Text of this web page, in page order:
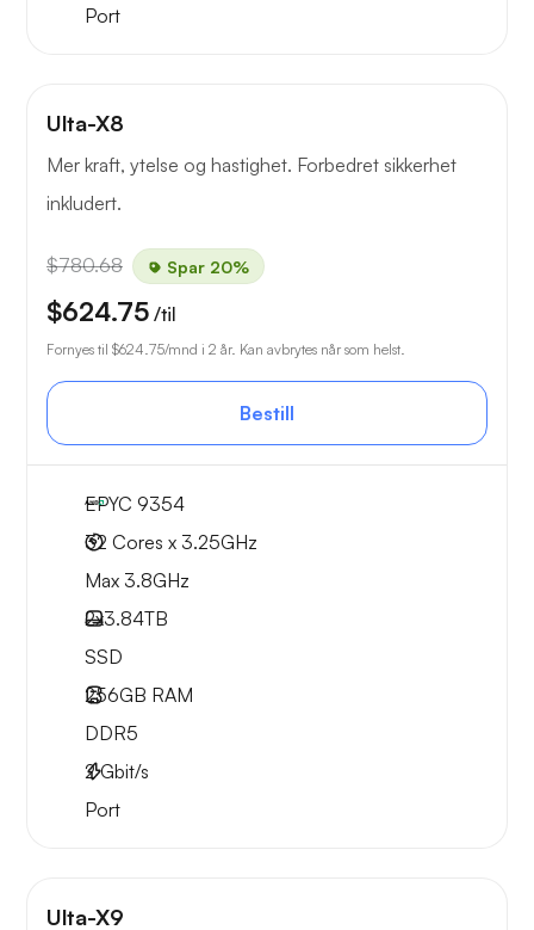
Port
Ulta-X8
Mer kraft, ytelse og hastighet. Forbedret sikkerhet
inkludert.
$780.68 Spar 20%
$624.75 /til
Fornyes til $624.75/mnd i 2 år. Kan avbrytes når som helst.
Bestill
EPYC 9354
32 Cores x 3.25GHz
Max 3.8GHz
2x3.84TB
SSD
256GB RAM
DDR5
2Gbit/s
Port
Ulta-X9